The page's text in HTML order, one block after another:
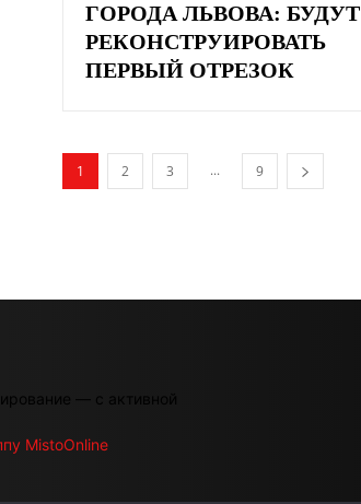
ГОРОДА ЛЬВОВА: БУДУТ
РЕКОНСТРУИРОВАТЬ
ПЕРВЫЙ ОТРЕЗОК
1 2 3 ... 9
— с активной
MistoOnline